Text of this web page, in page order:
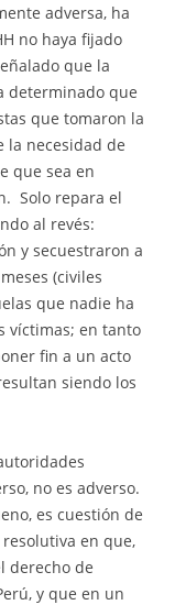
adversa, ha
no haya fijado
que la
determinado que
que tomaron la
la necesidad de
que sea en
Solo repara el
al revés:
y secuestraron a
(civiles
que nadie ha
víctimas; en tanto
fin a un acto
siendo los
no es adverso.
es cuestión de
en que,
derecho de
y que en un